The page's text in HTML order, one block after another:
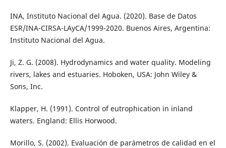
INA, Instituto Nacional del Agua. (2020). Base de Datos
ESR/INA-CIRSA-LAyCA/1999-2020. Buenos Aires, Argentina:
Instituto Nacional del Agua.
Ji, Z. G. (2008). Hydrodynamics and water quality. Modeling
rivers, lakes and estuaries. Hoboken, USA: John Wiley &
Sons, Inc.
Klapper, H. (1991). Control of eutrophication in inland
waters. England: Ellis Horwood.
Morillo, S. (2002). Evaluación de parámetros de calidad en el